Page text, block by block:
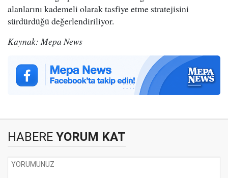
alanlarını kademeli olarak tasfiye etme stratejisini
sürdürdüğü değerlendiriliyor.
Kaynak: Mepa News
HABERE YORUM KAT